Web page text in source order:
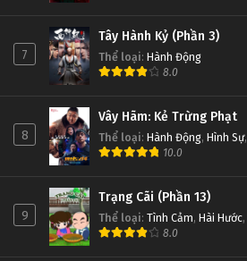
7
Tây Hành Kỷ (Phần 3)
Thể loại: Hành Động
8.0
8
Vây Hãm: Kẻ Trừng Phạt
Thể loại: Hành Động, Hình Sự,
10.0
9
Trạng Cãi (Phần 13)
Thể loại: Tình Cảm, Hài Hước,
8.0